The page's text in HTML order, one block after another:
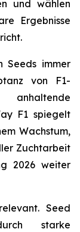
und wählen
Ergebnisse
Seeds immer
von F1-
anhaltende
F1 spiegelt
Wachstum,
Zuchtarbeit
2026 weiter
Seed
starke